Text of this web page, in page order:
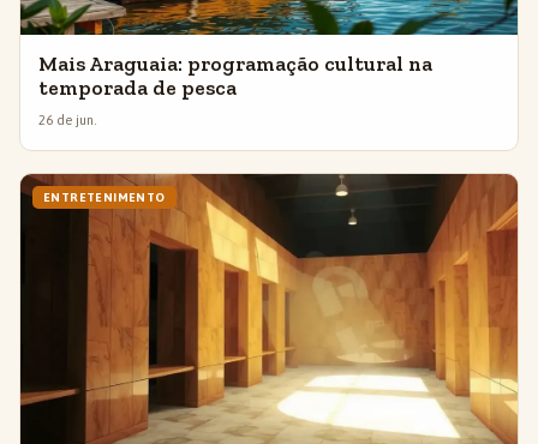
Mais Araguaia: programação cultural na
temporada de pesca
26 de jun.
ENTRETENIMENTO